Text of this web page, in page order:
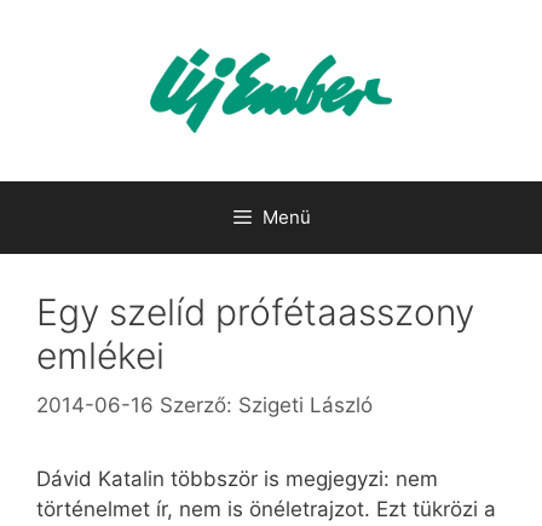
Menü
Egy szelíd prófétaasszony
emlékei
2014-06-16 Szerző: Szigeti László
Dávid Katalin többször is megjegyzi: nem
történelmet ír, nem is önéletrajzot. Ezt tükrözi a